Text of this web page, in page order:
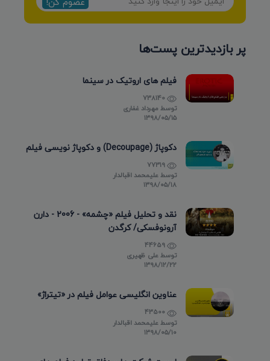
پر بازدیدترین پست‌ها
فیلم های اروتیک در سینما
توسط مهرداد غفاری
۱۳۹۸/۰۵/۱۵
دکوپاژ (Decoupage) و دکوپاژ نویسی فیلم
توسطعلیمحمد اقبالدار
۱۳۹۸/۰۵/۱۸
نقد و تحلیل فیلم «چشمه» - 2006 - دارن
آرونوفسکی/ کرگدن
توسطعلی ظهیری
۱۳۹۸/۱۲/۲۲
عناوین انگلیسی عوامل فیلم در «تیتراژ»
توسطعلیمحمد اقبالدار
۱۳۹۸/۰۵/۱۰